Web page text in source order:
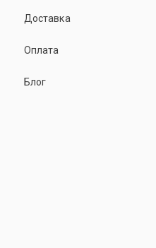
Доставка
Оплата
Блог